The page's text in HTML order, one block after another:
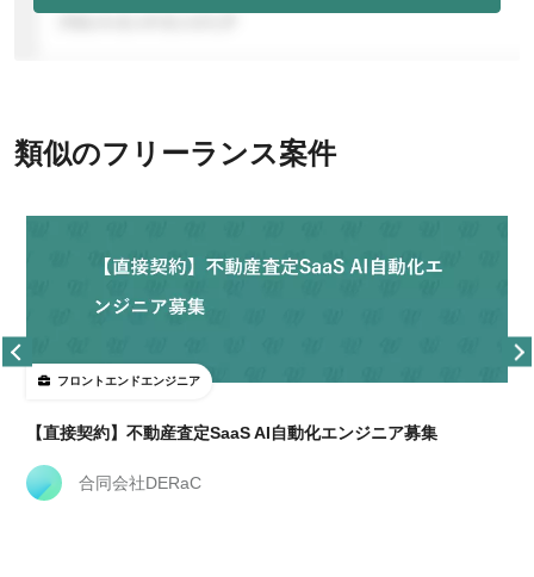
類似のフリーランス案件
フロントエンドエンジニア
【直接契約】不動産査定SaaS AI自動化エンジニア募集
合同会社DERaC